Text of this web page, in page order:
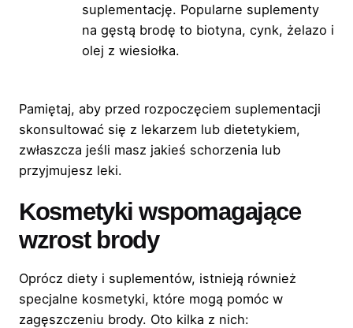
suplementację. Popularne suplementy
na gęstą brodę to biotyna, cynk, żelazo i
olej z wiesiołka.
Pamiętaj, aby przed rozpoczęciem suplementacji
skonsultować się z lekarzem lub dietetykiem,
zwłaszcza jeśli masz jakieś schorzenia lub
przyjmujesz leki.
Kosmetyki wspomagające
wzrost brody
Oprócz diety i suplementów, istnieją również
specjalne kosmetyki, które mogą pomóc w
zagęszczeniu brody. Oto kilka z nich: